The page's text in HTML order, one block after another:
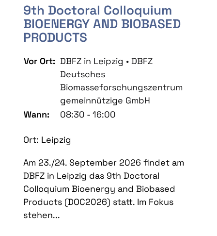
9th Doctoral Colloquium
BIOENERGY AND BIOBASED
PRODUCTS
Vor Ort: DBFZ in Leipzig • DBFZ
Deutsches
Biomasseforschungszentrum
gemeinnützige GmbH
Wann:
08:30 - 16:00
Ort: Leipzig
Am 23./24. September 2026 findet am
DBFZ in Leipzig das 9th Doctoral
Colloquium Bioenergy and Biobased
Products (DOC2026) statt. Im Fokus
stehen...